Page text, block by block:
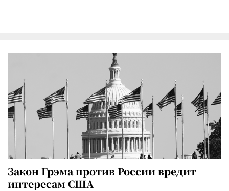
Закон Грэма против России вредит
интересам США